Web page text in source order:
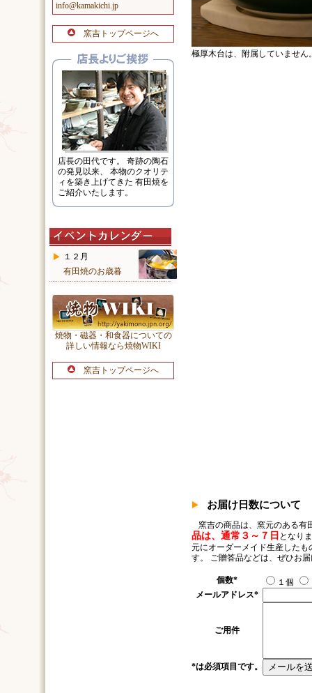
info@kamakichi.jp
窯吉トップページへ
店長の田代です。 奇跡の陶石
の発見以来、 本物のクオリテ
ィを築き上げてきた 有田焼を
ご紹介いたします。
１２月
有田焼のお歳暮
焼物・磁器・和食器についての
詳しい情報なら焼物WIKI
窯吉トップページへ
極厚木台は、附属していません
お届け日数について
窯吉の商品は、窯元のある有
品は、通常３～７日 となり
元にオーダーメイド生産した
す。 ご贈答品などは、ぜひお
個数* １個
メールアドレス*
ご用件
*は必須項目です。